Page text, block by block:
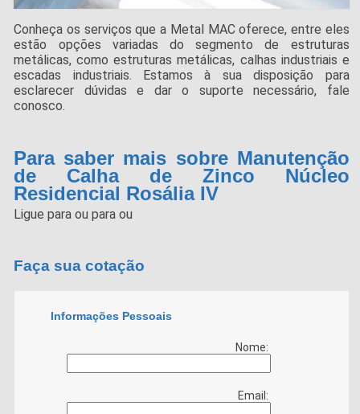
Conheça os serviços que a Metal MAC oferece, entre eles
estão opções variadas do segmento de estruturas
metálicas, como estruturas metálicas, calhas industriais e
escadas industriais. Estamos à sua disposição para
esclarecer dúvidas e dar o suporte necessário, fale
conosco.
Para saber mais sobre Manutenção
de Calha de Zinco Núcleo
Residencial Rosália IV
Ligue paraou paraou
Faça sua cotação
Informações Pessoais
Nome:
Email: